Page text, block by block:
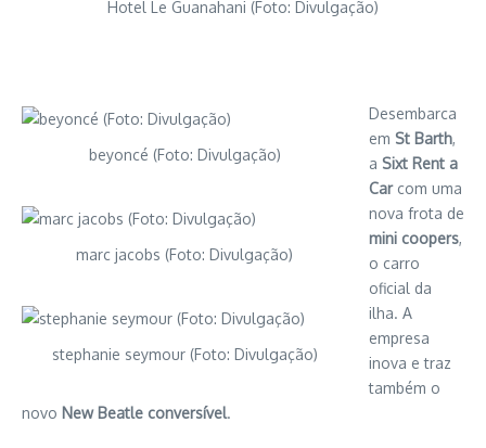
Hotel Le Guanahani (Foto: Divulgação)
beyoncé (Foto: Divulgação)
marc jacobs (Foto: Divulgação)
stephanie seymour (Foto: Divulgação)
Desembarca
em St Barth,
a Sixt Rent a
Carcom uma
nova frota de
mini coopers,
o carro
oficial da
ilha. A
empresa
inova e traz
também o
novo New Beatle conversível.